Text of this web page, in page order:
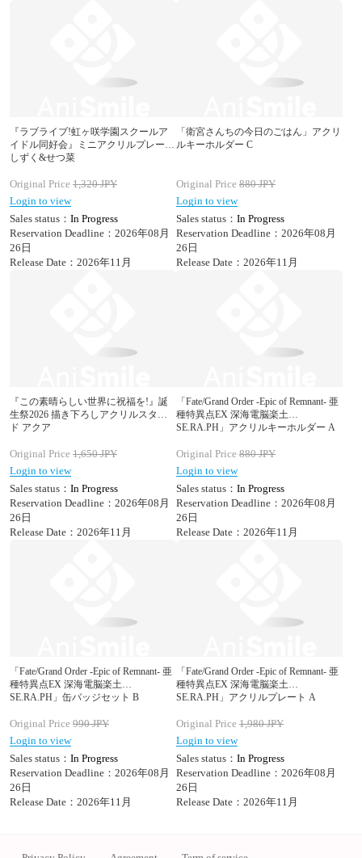
『ラブライブ!虹ヶ咲学園スクールア
イドル同好会』ミニアクリルプレート
しずく&せつ菜
Original Price 1,320JPY
Login to view
Sales status： In Progress
Reservation Deadline：2026年08月
26日
Release Date：2026年11月
「衛宮さんちの今日のごはん」アクリ
ルキーホルダー C
Original Price 880JPY
Login to view
Sales status： In Progress
Reservation Deadline：2026年08月
26日
Release Date：2026年11月
『この素晴らしい世界に祝福を!』誕
生祭2026 描き下ろしアクリルスタン
ド アクア
Original Price 1,650JPY
Login to view
Sales status： In Progress
Reservation Deadline：2026年08月
26日
Release Date：2026年11月
「Fate/Grand Order -Epic of Remnant- 亜
種特異点EX 深海電脳楽土
SE.RA.PH」アクリルキーホルダー A
Original Price 880JPY
Login to view
Sales status： In Progress
Reservation Deadline：2026年08月
26日
Release Date：2026年11月
「Fate/Grand Order -Epic of Remnant- 亜
種特異点EX 深海電脳楽土
SE.RA.PH」缶バッジセット B
Original Price 990JPY
Login to view
Sales status： In Progress
Reservation Deadline：2026年08月
26日
Release Date：2026年11月
「Fate/Grand Order -Epic of Remnant- 亜
種特異点EX 深海電脳楽土
SE.RA.PH」アクリルプレート A
Original Price 1,980JPY
Login to view
Sales status： In Progress
Reservation Deadline：2026年08月
26日
Release Date：2026年11月